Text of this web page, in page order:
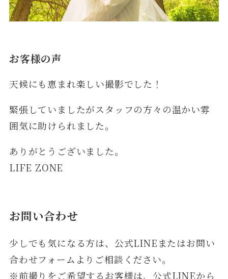
お客様の声
天候にも恵まれ楽しい撮影でした！
緊張していましたがスタッフの方々の温かい雰
囲気に助けられました。
ありがとうございました。
LIFE ZONE
お問い合わせ
少しでも気になる方は、公式LINEまたはお問い
合わせフォームよりご相談ください。
※前撮りをご希望するお客様は、公式LINEから